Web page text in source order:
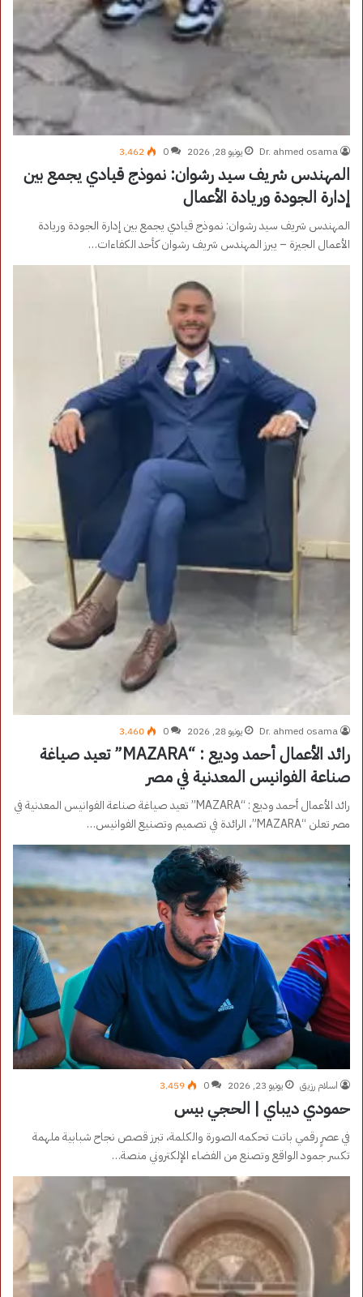
Dr. ahmed osama يونيو 28, 2026 0 3٬462
المهندس شريف سيد رشوان: نموذج قيادي يجمع بين
إدارة الجودة وريادة الأعمال
المهندس شريف سيد رشوان: نموذج قيادي يجمع بين إدارة الجودة وريادة
الأعمال الجيزة – يبرز المهندس شريف رشوان كأحد الكفاءات…
Dr. ahmed osama يونيو 28, 2026 0 3٬460
رائد الأعمال أحمد وديع : “MAZARA” تعيد صياغة
صناعة الفوانيس المعدنية في مصر
رائد الأعمال أحمد وديع : “MAZARA” تعيد صياغة صناعة الفوانيس المعدنية في
مصر تعلن “MAZARA”، الرائدة في تصميم وتصنيع الفوانيس…
اسلام رزيق يونيو 23, 2026 0 3٬459
حمودي ديباي | الحجي بيس
في عصرٍ رقمي باتت تحكمه الصورة والكلمة، تبرز قصص نجاح شبابية ملهمة
تكسر جمود الواقع وتصنع من الفضاء الإلكتروني منصة…